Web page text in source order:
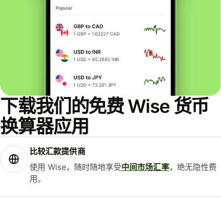
下载我们的免费 Wise 货币
换算器应用
比较汇款提供商
使用 Wise，随时随地享受中间市场汇率，绝无隐性费
用。